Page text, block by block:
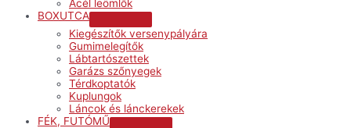
Acél leömlők
BOXUTCA
Toggle
Kiegészítők versenypályára
Gumimelegítők
Lábtartószettek
Garázs szőnyegek
Térdkoptatók
Kuplungok
Láncok és lánckerekek
FÉK, FUTÓMŰ